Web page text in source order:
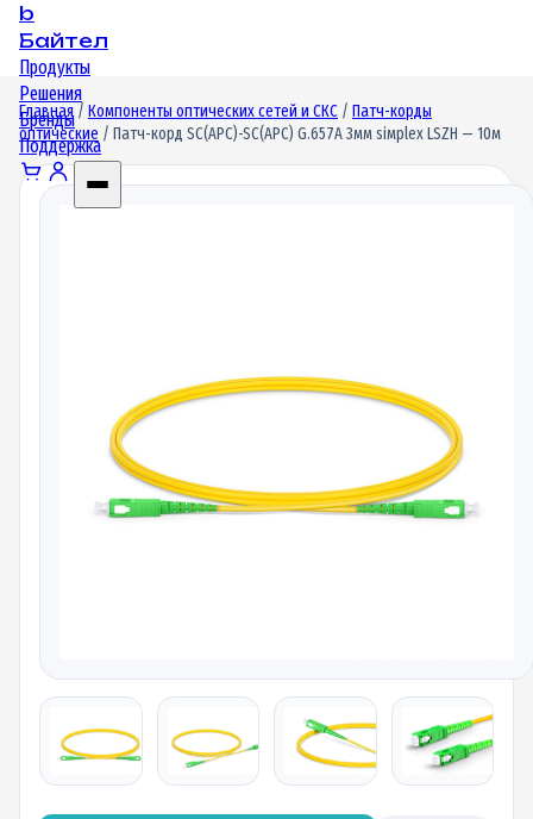
b
Байтел
Продукты
Решения
Бренды
Поддержка
Главная/ Компоненты оптических сетей и СКС / Патч-корды
оптические / Патч-корд SC(APC)-SC(APC) G.657A 3мм siмplex LSZH — 10м